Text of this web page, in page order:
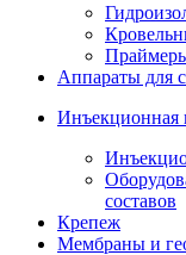
Аппараты для
Инъекционная
составов
Крепеж
Мембраны и